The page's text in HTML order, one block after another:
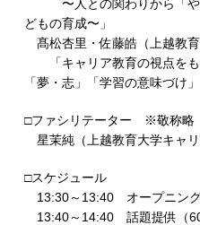
〜人との関わりから「や
どもの育成〜」
髙松杏里・佐藤皓（上越教
「キャリア教育の視点をも
「夢・志」「学習の意味づけ」
□ファシリテーター ※敬称略
星茉純（上越教育大学キャリ
□スケジュール
13:30～13:40 オープニン
13:40～14:40 話題提供